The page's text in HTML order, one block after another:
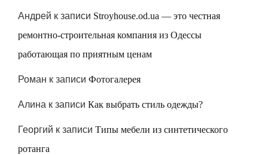
Андрей к записи Stroyhouse.od.ua — это честная
ремонтно-строительная компания из Одессы
работающая по приятным ценам
Роман к записи Фотогалерея
Алина к записи Как выбрать стиль одежды?
Георгий к записи Типы мебели из синтетического
ротанга